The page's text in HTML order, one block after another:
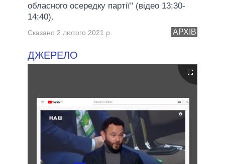
обласного осередку партії" (відео 13:30-
14:40).
АРХІВ
Сказано 2 лютого 2021 р.
ДЖЕРЕЛО